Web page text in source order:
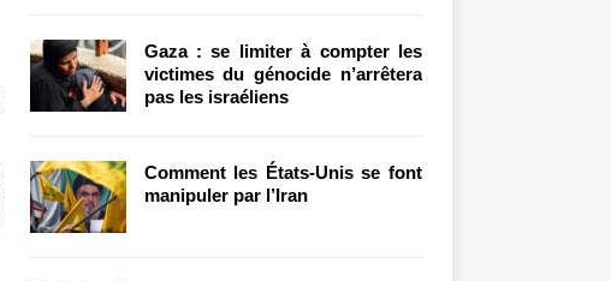
Gaza : se limiter à compter les
victimes du génocide n’arrêtera
pas les israéliens
Comment les États-Unis se font
manipuler par l’Iran